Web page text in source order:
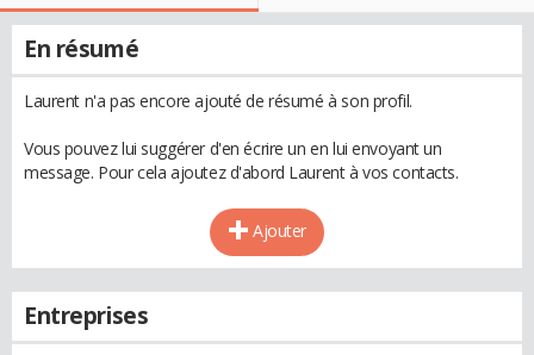
En résumé
Laurent n'a pas encore ajouté de résumé à son profil.
Vous pouvez lui suggérer d'en écrire un en lui envoyant un
message. Pour cela ajoutez d'abord Laurent à vos contacts.
Ajouter
Entreprises